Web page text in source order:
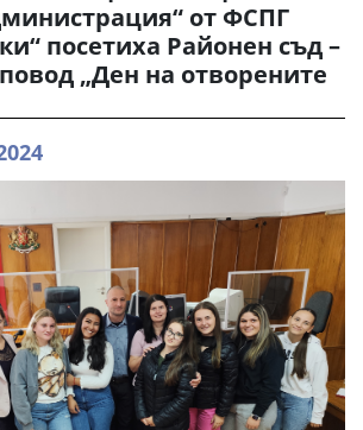
от ФСПГ
посетиха Районен съд –
„Ден на отворените